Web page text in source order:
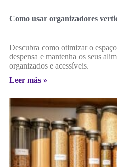
Como usar organizadores
Descubra como otimizar o
despensa e mantenha os seus
organizados e acessíveis.
Leer más »